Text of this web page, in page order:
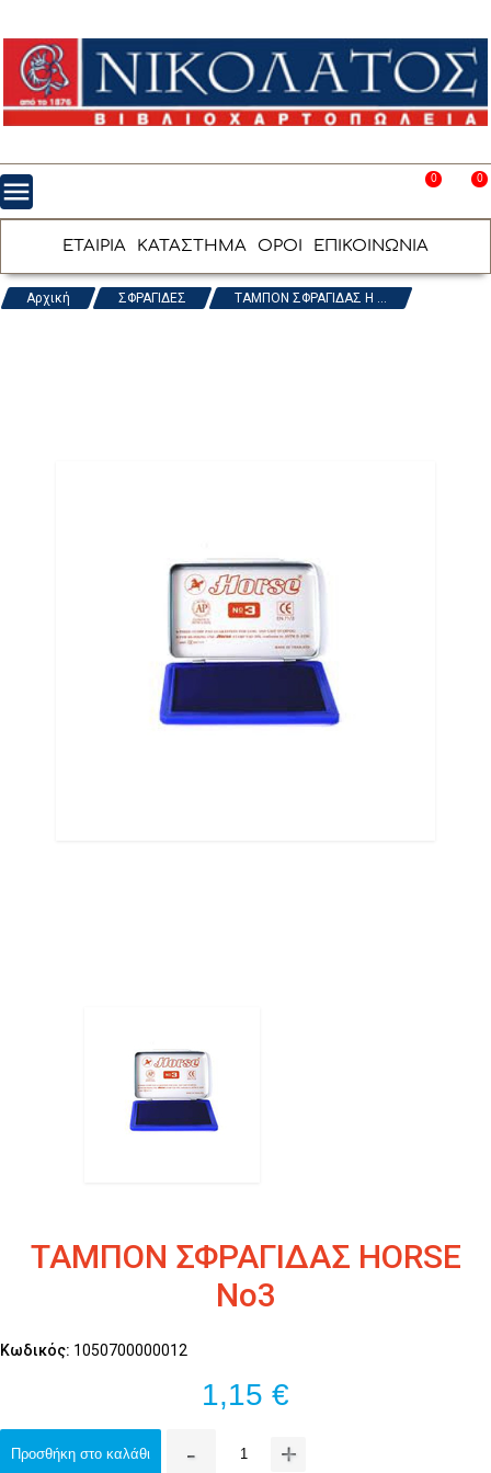
menu 0
favorite_border 0
shopping_cart
ΕΤΑΙΡΙΑ ΚΑΤΑΣΤΗΜΑ ΟΡΟΙ ΕΠΙΚΟΙΝΩΝΙΑ
Αρχική ΣΦΡΑΓΙΔΕΣ ΤΑΜΠΟΝ ΣΦΡΑΓΙΔΑΣ H ...
ΤΑΜΠΟΝ ΣΦΡΑΓΙΔΑΣ HORSE
No3
Κωδικός: 1050700000012
1,15 €
Προσθήκη στο καλάθι - +